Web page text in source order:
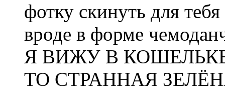
фотку скинуть для
вроде в форме
Я ВИЖУ В
ТО СТРАННАЯ